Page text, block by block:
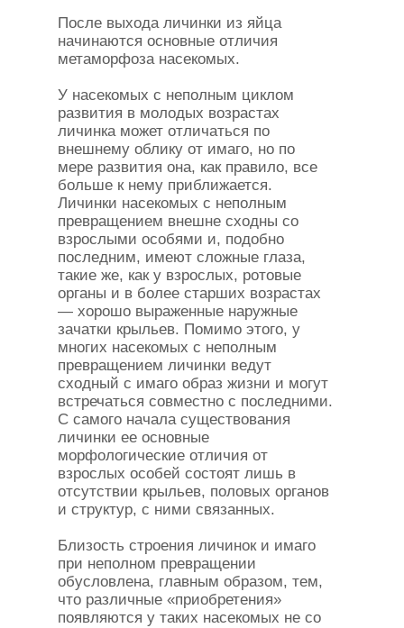
После выхода личинки из яйца
начинаются основные отличия
метаморфоза насекомых.
У насекомых с неполным циклом
развития в молодых возрастах
личинка может отличаться по
внешнему облику от имаго, но по
мере развития она, как правило, все
больше к нему приближается.
Личинки насекомых с неполным
превращением внешне сходны со
взрослыми особями и, подобно
последним, имеют сложные глаза,
такие же, как у взрослых, ротовые
органы и в более старших возрастах
— хорошо выраженные наружные
зачатки крыльев. Помимо этого, у
многих насекомых с неполным
превращением личинки ведут
сходный с имаго образ жизни и могут
встречаться совместно с последними.
С самого начала существования
личинки ее основные
морфологические отличия от
взрослых особей состоят лишь в
отсутствии крыльев, половых органов
и структур, с ними связанных.
Близость строения личинок и имаго
при неполном превращении
обусловлена, главным образом, тем,
что различные «приобретения»
появляются у таких насекомых не со